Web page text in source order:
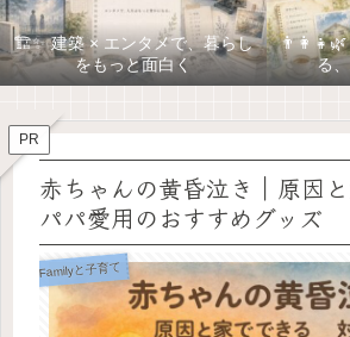
🏗️✨ 建築 × エンタメで、暮らし
をもっと面白く
る
PR
赤ちゃんの黄昏泣き｜原因
パパ愛用のおすすめグッズ
Familyと子育て